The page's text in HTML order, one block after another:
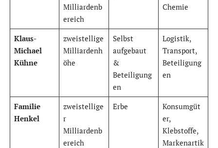
Milliardenb
ereich
Chemie
Klaus-
Michael
Kühne
zweistellige
Milliardenh
öhe
Selbst
aufgebaut
&
Beteiligung
en
Logistik,
Transport,
Beteiligung
en
Familie
Henkel
zweistellige
r
Milliardenb
ereich
Erbe
Konsumgüt
er,
Klebstoffe,
Markenartik